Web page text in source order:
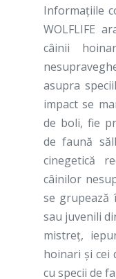
Informaţiile
WOLFLIFE
câinii
asupra
impact se
de boli, fie
de faună
cinegetică
câinilor
se grupează
sau juvenili
mistreţ,
hoinari şi cei
cu specii de